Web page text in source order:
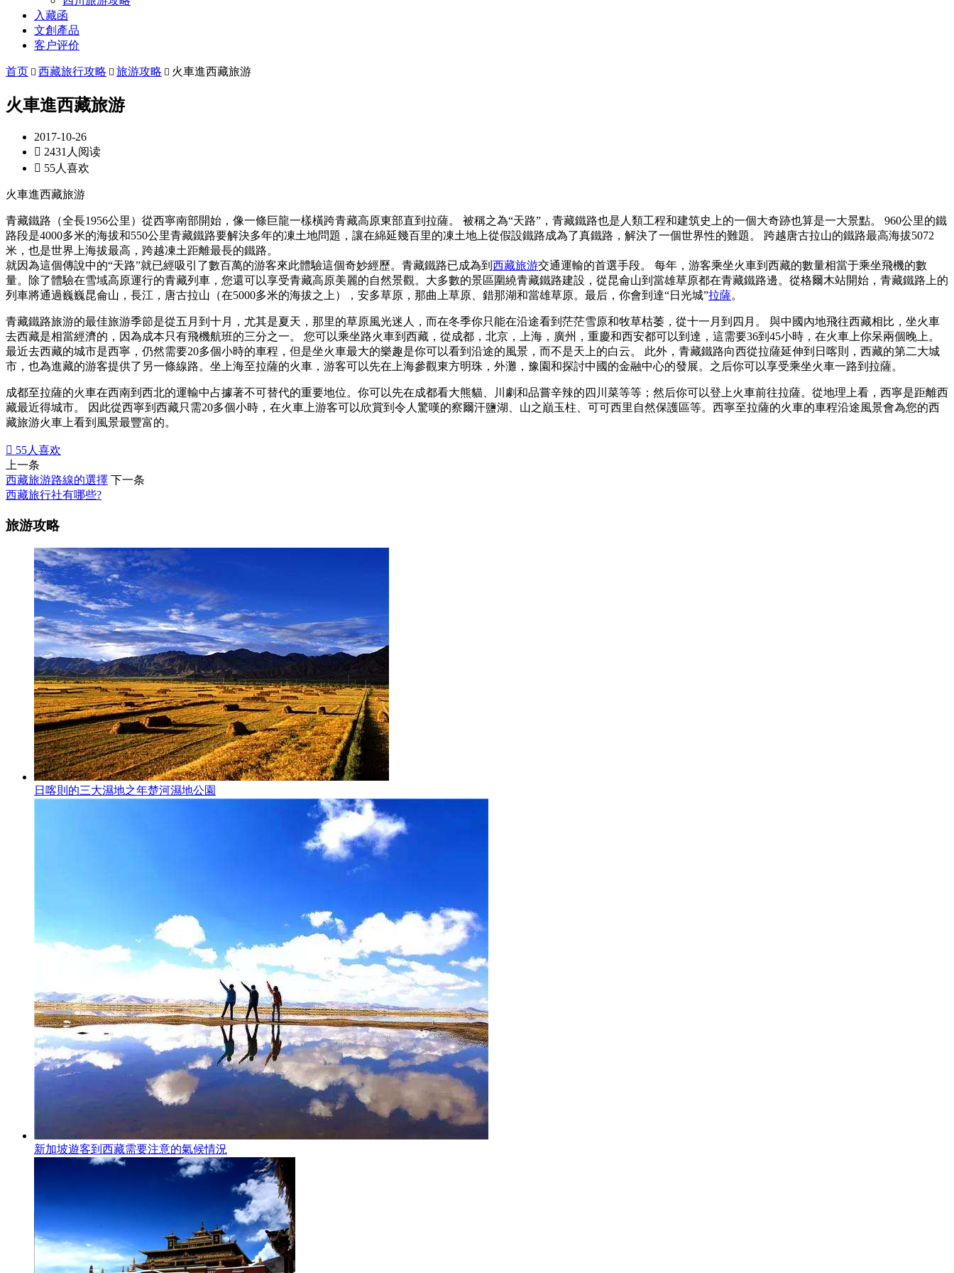
入藏函
文創產品
客户评价
首页  西藏旅行攻略  旅游攻略  火車進西藏旅游
火車進西藏旅游
2017-10-26
 2431人阅读
 55人喜欢
火車進西藏旅游
青藏鐵路（全長1956公里）從西寧南部開始，像一條巨龍一樣橫跨青藏高原東部直到拉薩。 被稱之為“天路”，青藏鐵路也是人類工程和建筑史上的一個大奇跡也算是一大景點。 960公里的鐵
路段是4000多米的海拔和550公里青藏鐵路要解決多年的凍土地問題，讓在綿延幾百里的凍土地上從假設鐵路成為了真鐵路，解決了一個世界性的難題。 跨越唐古拉山的鐵路最高海拔5072
米，也是世界上海拔最高，跨越凍土距離最長的鐵路。
就因為這個傳說中的“天路”就已經吸引了數百萬的游客來此體驗這個奇妙經歷。青藏鐵路已成為到 西藏旅游交通運輸的首選手段。 每年，游客乘坐火車到西藏的數量相當于乘坐飛機的數
量。除了體驗在雪域高原運行的青藏列車，您還可以享受青藏高原美麗的自然景觀。大多數的景區圍繞青藏鐵路建設，從昆侖山到當雄草原都在青藏鐵路邊。從格爾木站開始，青藏鐵路上的
列車將通過巍巍昆侖山，長江，唐古拉山（在5000多米的海拔之上），安多草原，那曲上草原、錯那湖和當雄草原。最后，你會到達“日光城”拉薩。
青藏鐵路旅游的最佳旅游季節是從五月到十月，尤其是夏天，那里的草原風光迷人，而在冬季你只能在沿途看到茫茫雪原和牧草枯萎，從十一月到四月。 與中國內地飛往西藏相比，坐火車
去西藏是相當經濟的，因為成本只有飛機航班的三分之一。 您可以乘坐路火車到西藏，從成都，北京，上海，廣州，重慶和西安都可以到達，這需要36到45小時，在火車上你呆兩個晚上。
最近去西藏的城市是西寧，仍然需要20多個小時的車程，但是坐火車最大的樂趣是你可以看到沿途的風景，而不是天上的白云。 此外，青藏鐵路向西從拉薩延伸到日喀則，西藏的第二大城
市，也為進藏的游客提供了另一條線路。坐上海至拉薩的火車，游客可以先在上海參觀東方明珠，外灘，豫園和探討中國的金融中心的發展。之后你可以享受乘坐火車一路到拉薩。
成都至拉薩的火車在西南到西北的運輸中占據著不可替代的重要地位。你可以先在成都看大熊貓、川劇和品嘗辛辣的四川菜等等；然后你可以登上火車前往拉薩。從地理上看，西寧是距離西
藏最近得城市。 因此從西寧到西藏只需20多個小時，在火車上游客可以欣賞到令人驚嘆的察爾汗鹽湖、山之巔玉柱、可可西里自然保護區等。西寧至拉薩的火車的車程沿途風景會為您的西
藏旅游火車上看到風景最豐富的。
 55人喜欢
上一条
西藏旅游路線的選擇 下一条
西藏旅行社有哪些?
旅游攻略
日喀則的三大濕地之年楚河濕地公園
新加坡遊客到西藏需要注意的氣候情況